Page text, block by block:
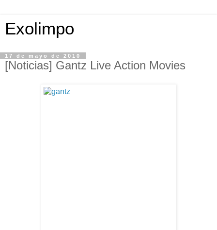
Exolimpo
17 de mayo de 2010
[Noticias] Gantz Live Action Movies